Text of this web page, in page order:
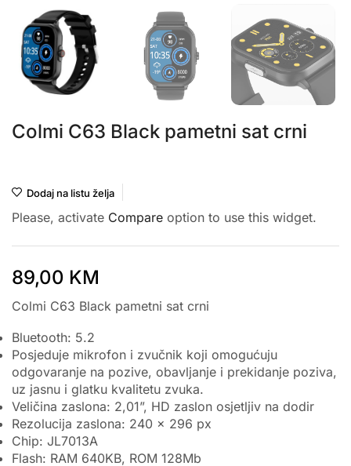
Colmi C63 Black pametni sat crni
Dodaj na listu želja
Please, activate Compare option to use this widget.
89,00 KM
Colmi C63 Black pametni sat crni
Bluetooth: 5.2
Posjeduje mikrofon i zvučnik koji omogućuju
odgovaranje na pozive, obavljanje i prekidanje poziva,
uz jasnu i glatku kvalitetu zvuka.
Veličina zaslona: 2,01”, HD zaslon osjetljiv na dodir
Rezolucija zaslona: 240 x 296 px
Chip: JL7013A
Flash: RAM 640KB, ROM 128Mb